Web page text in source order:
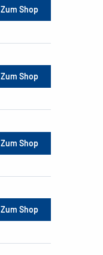
Zum Shop
Zum Shop
Zum Shop
Zum Shop